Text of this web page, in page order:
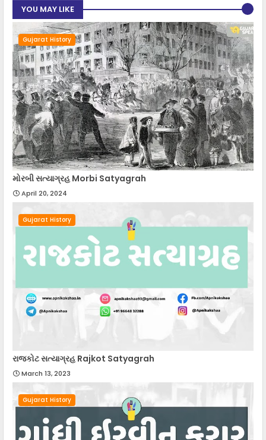
YOU MAY LIKE
Gujarat History
મોરબી સત્યાગ્રહ Morbi Satyagrah
April 20, 2024
Gujarat History
રાજકોટ સત્યાગ્રહ Rajkot Satyagrah
March 13, 2023
Gujarat History